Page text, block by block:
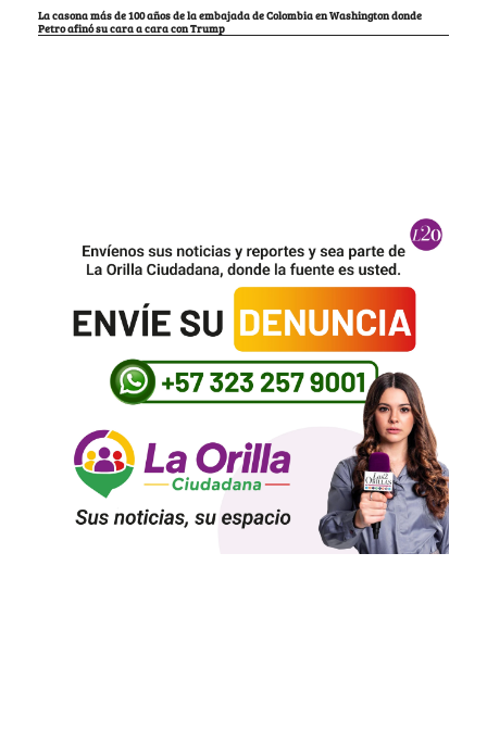
La casona más de 100 años de la embajada de Colombia en Washington donde
Petro afinó su cara a cara con Trump